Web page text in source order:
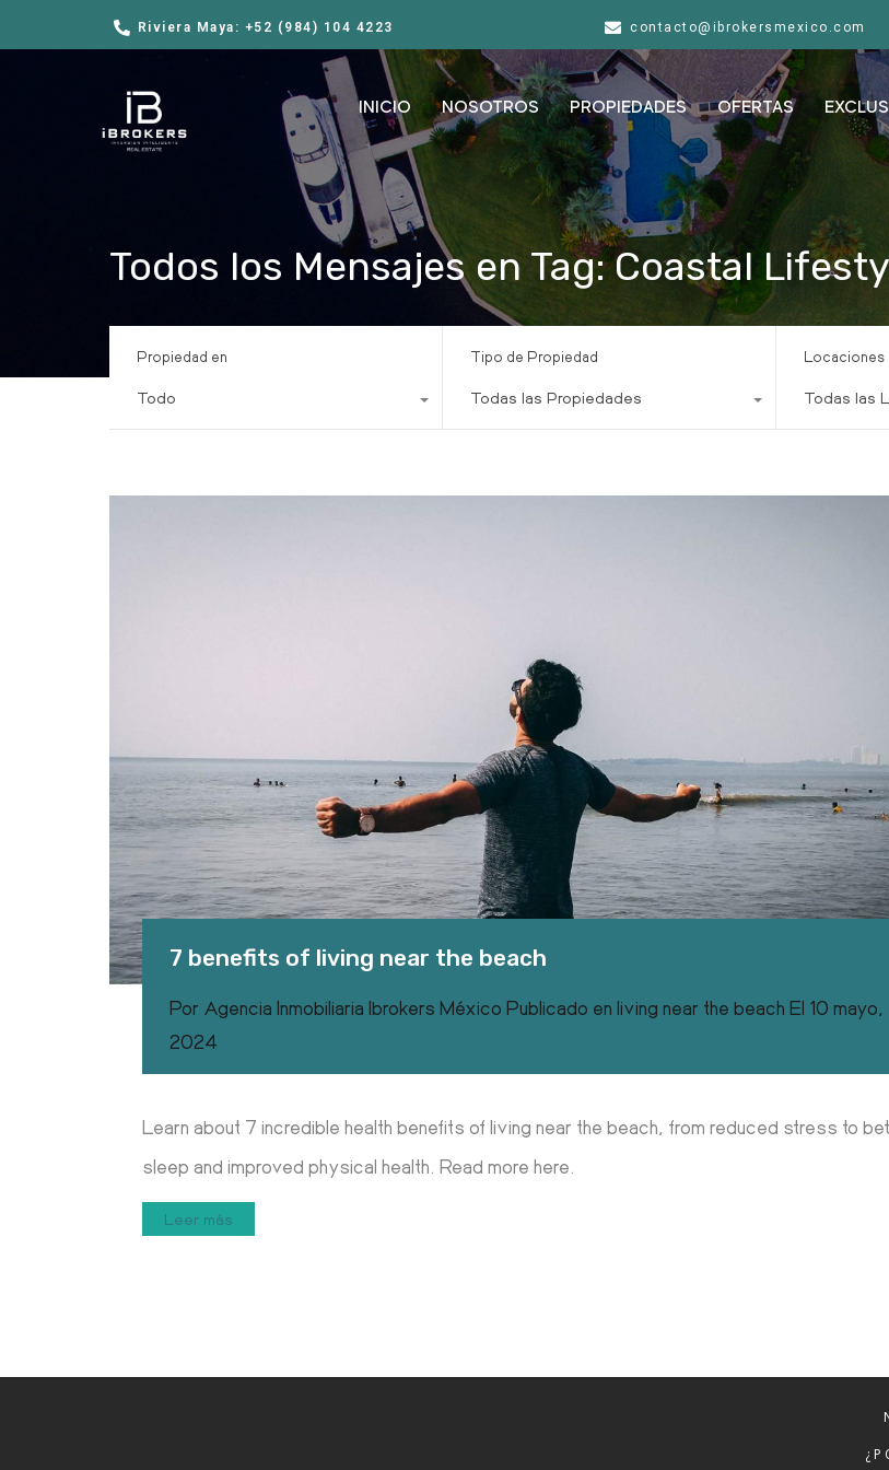
Riviera Maya: +52 (984) 104 4223 contacto@ibrokersmexico.com
INICIO NOSOTROS PROPIEDADES OFERTAS
Todos los Mensajes en Tag: Coastal
Propiedad en
Todo
Tipo de Propiedad
Todas las Propiedades
Locaciones
Todas las
7 benefits of living near the beach
Por Agencia Inmobiliaria Ibrokers México Publicado en living near the beach El 10 mayo,
2024
Learn about 7 incredible health benefits of living near the beach, from reduced stress to
sleep and improved physical health. Read more here.
Leer más